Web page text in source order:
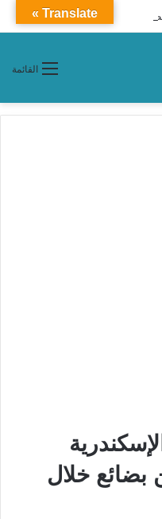
«شركة أبيلا» مواعيد وأسعار كبائن قطار النوم 86 «القاهرة ـ أسوان»
القائمة
ألف طن بضائع خلال
Translate »